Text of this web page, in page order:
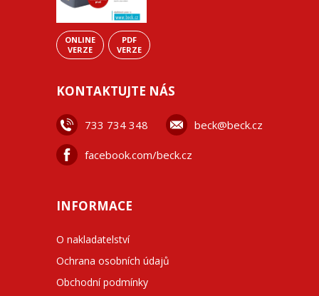
ONLINE
VERZE
PDF
VERZE
KONTAKTUJTE NÁS
733 734 348 beck@beck.cz
facebook.com/beck.cz
INFORMACE
O nakladatelství
Ochrana osobních údajů
Obchodní podmínky